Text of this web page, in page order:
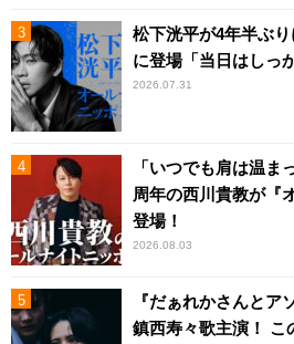
松下洸平が4年半ぶ
に登場「当日はしっ
2026.07.31
「いつでも肩は温ま
周年の西川貴教が『
登場！
2026.08.03
『だぁれかさんとア
鎮西寿々歌主演！ こ